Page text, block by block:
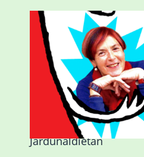
Mariasun Landaren
aitortuko dute
Jardunaldietan